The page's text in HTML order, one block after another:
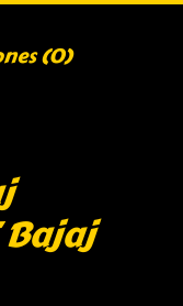
(0)
Bajaj